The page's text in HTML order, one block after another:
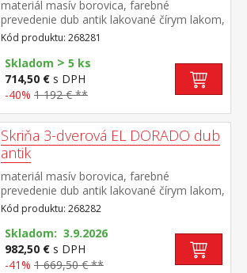
materiál masív borovica, farebné
prevedenie dub antik lakované čírym lakom,
vlis drevenej štruktúry v hornej časti
šatníková tyč a polica na klobúky v dolnej
časti široká zásuvka súčasť zostavy EL
DORADO
Kód produktu: 268281
Skladom > 5 ks
714,50 € s DPH
-40% 1 192 € **
Skriňa 3-dverová EL DORADO dub
antik
materiál masív borovica, farebné
prevedenie dub antik lakované čírym lakom,
vlis drevenej štruktúry priestor delený v
pomere 2:1 v ľavej časti šatníková tyč a
polica na klobúky v pravej časti dve police, v
dolnej časti dve zásuvky súčasť zostavy EL
DORADO
Kód produktu: 268282
Skladom: 3.9.2026
982,50 € s DPH
-41% 1 669,50 € **